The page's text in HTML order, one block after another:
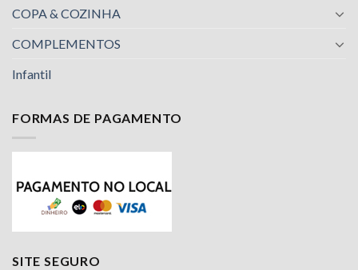
COPA & COZINHA
COMPLEMENTOS
Infantil
FORMAS DE PAGAMENTO
SITE SEGURO
Nossa equipe de suporte ao cliente está aqui
nos qualquer coisa!